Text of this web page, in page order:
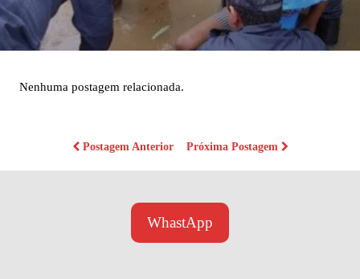
Nenhuma postagem relacionada.
Postagem Anterior Próxima Postagem
WhastApp